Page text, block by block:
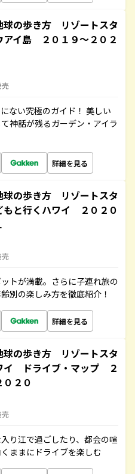
の歩き方 リゾートスタ
イ島 ２０１９～２０２
売
ない究極のガイド！ 美しい
神話が残るガーデン・アイラ
詳細を見る
の歩き方 リゾートスタ
と行くハワイ ２０２０
売
トが満載。さらに子連れ旅の
別の楽しみ方を徹底紹介！
詳細を見る
の歩き方 リゾートスタ
ドライブ・マップ ２
０２０
売
り江で過ごしたり、都会の喧
ままにドライブを楽しむ